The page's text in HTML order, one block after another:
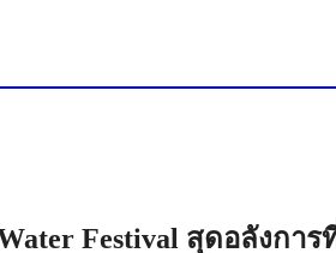
Festival สุดอลังการ